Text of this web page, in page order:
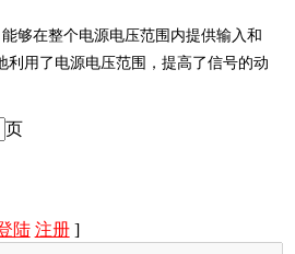
能够在整个电源电压范围内提供输入和
利用了电源电压范围，提高了信号的动
度为
适合高密度布局的电路设计。
页
陆 注册]